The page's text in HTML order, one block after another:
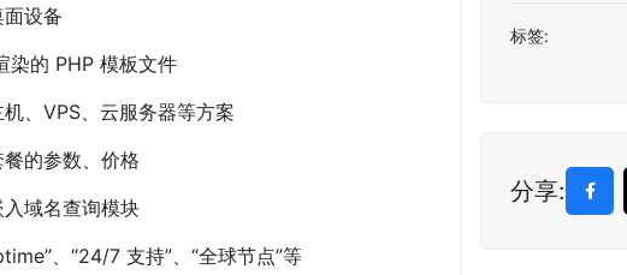
设备
染的 PHP 模板文件
、VPS、云服务器等方案
的参数、价格
域名查询模块
、“24/7 支持”、“全球节点”等
标签:
分享: